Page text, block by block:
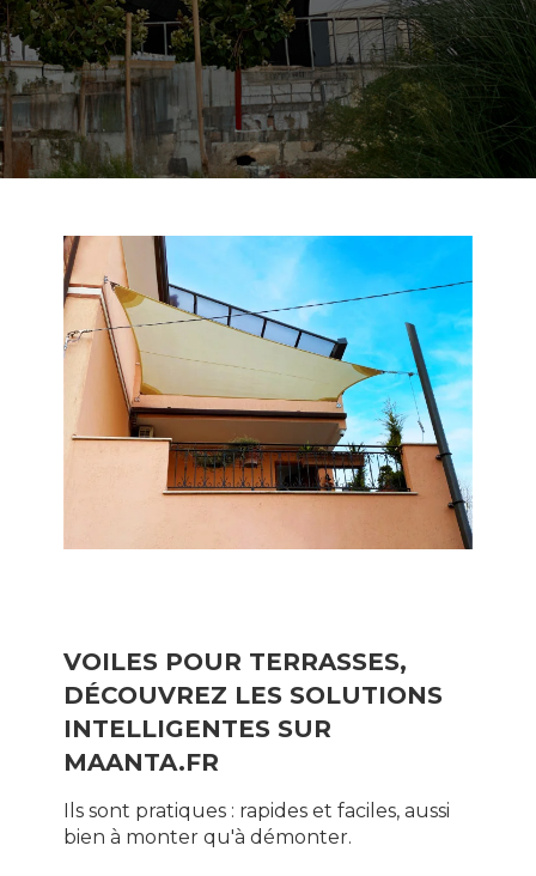
VOILES POUR TERRASSES,
DÉCOUVREZ LES SOLUTIONS
INTELLIGENTES SUR
MAANTA.FR
Ils sont pratiques : rapides et faciles, aussi
bien à monter qu'à démonter.